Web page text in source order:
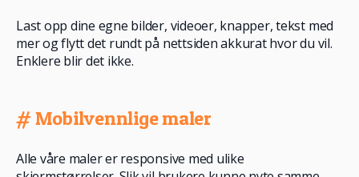
Last opp dine egne bilder, videoer, knapper, tekst med
mer og flytt det rundt på nettsiden akkurat hvor du vil.
Enklere blir det ikke.
# Mobilvennlige maler
Alle våre maler er responsive med ulike